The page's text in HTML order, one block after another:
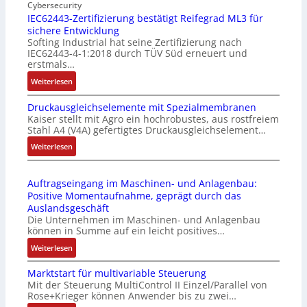
n
d
u
s
t
r
i
e
-
P
C
l
ä
s
t
s
i
c
h
f
l
e
x
b
i
l
f
u
n
k
m
o
d
u
l
e
r
i
n
g
e
n
G
u
n
Cybersecurity
IEC62443-Zertifizierung bestätigt Reifegrad ML3 für
sichere Entwicklung
Softing Industrial hat seine Zertifizierung nach
IEC62443-4-1:2018 durch TÜV Süd erneuert und
erstmals…
Weiterlesen:
I
E
6
2
4
3
-
Z
e
r
t
i
f
i
z
Druckausgleichselemente mit Spezialmembranen
Kaiser stellt mit Agro ein hochrobustes, aus rostfreiem
Stahl A4 (V4A) gefertigtes Druckausgleichselement…
Weiterlesen:
D
u
c
k
a
u
s
g
l
e
i
Auftragseingang im Maschinen- und Anlagenbau:
Positive Momentaufnahme, geprägt durch das
Auslandsgeschäft
Die Unternehmen im Maschinen- und Anlagenbau
können in Summe auf ein leicht positives…
Weiterlesen:
A
u
f
t
Marktstart für multivariable Steuerung
Mit der Steuerung MultiControl II Einzel/Parallel von
Rose+Krieger können Anwender bis zu zwei…